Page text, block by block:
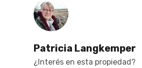
Patricia Langkemper
¿Interés en esta propiedad?